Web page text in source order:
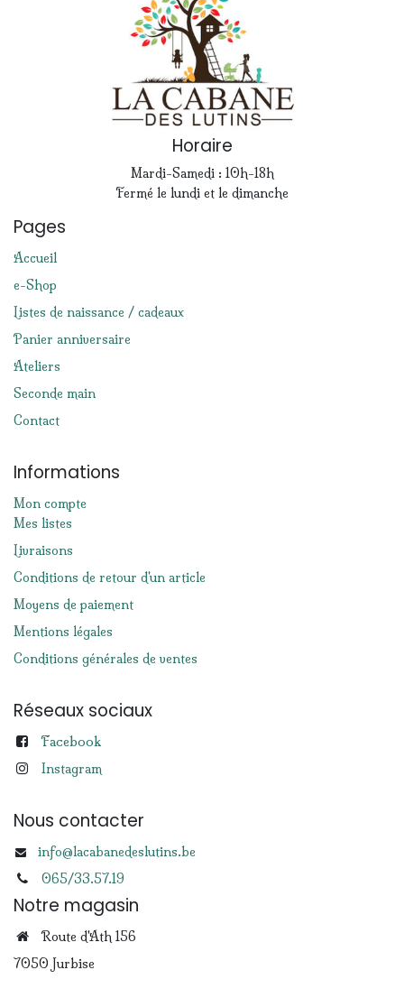
Horaire
Mardi-Samedi : 10h-18h
Fermé le lundi et le dimanche
Pages
Accueil
e-Shop
Listes de naissance / cadeaux
Panier anniversaire
Ateliers
Seconde main
Contact
Informations
Mon compte
Mes listes
Livraisons
Conditions de retour d'un article
Moyens de paiement
Mentions légales
Conditions générales de ventes
Réseaux sociaux
Facebook
Instagram
Nous contacter
info@lacabanedeslutins.be
065/33.57.19
Notre magasin
Route d'Ath 156
7050 Jurbise